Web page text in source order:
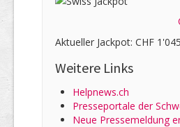
Aktueller Jackpot: CHF
Weitere Links
Helpnews.ch
Presseportale der
Neue Pressemeldung